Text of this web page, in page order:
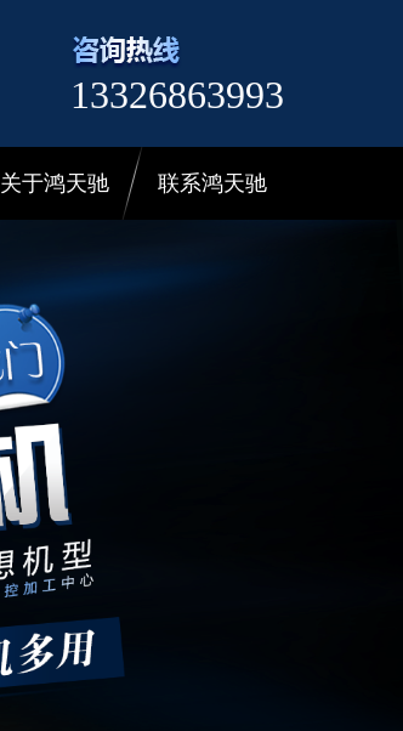
13326863993
关于鸿天驰 联系鸿天驰